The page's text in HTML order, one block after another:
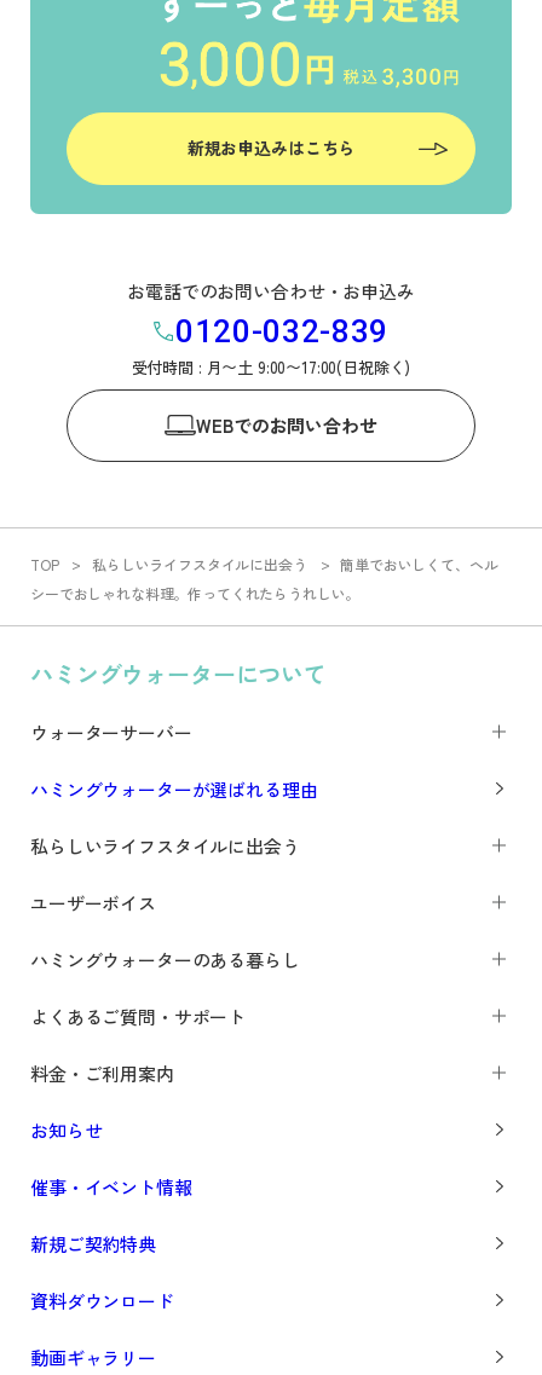
新規お申込みはこちら
お電話でのお問い合わせ・お申込み
0120-032-839
受付時間 : 月〜土 9:00〜17:00(日祝除く)
WEBでのお問い合わせ
TOP 私らしいライフスタイルに出会う
簡単でおいしくて、ヘル
シーでおしゃれな料理。作ってくれたらうれしい。
ハミングウォーターについて
ウォーターサーバー
ハミングウォーターが選ばれる理由
私らしいライフスタイルに出会う
ユーザーボイス
ハミングウォーターのある暮らし
よくあるご質問・サポート
料金・ご利用案内
お知らせ
催事・イベント情報
新規ご契約特典
資料ダウンロード
動画ギャラリー